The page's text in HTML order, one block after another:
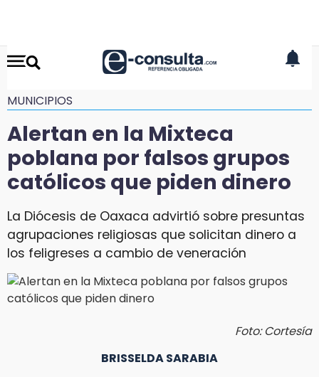
MUNICIPIOS
Alertan en la Mixteca
poblana por falsos grupos
católicos que piden dinero
La Diócesis de Oaxaca advirtió sobre presuntas
agrupaciones religiosas que solicitan dinero a
los feligreses a cambio de veneración
Foto: Cortesía
BRISSELDA SARABIA